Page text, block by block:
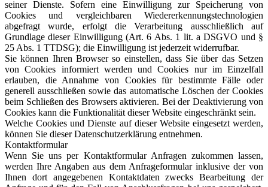
seiner Dienste. Sofern eine Einwilligung zur Speicherung von
Cookies und vergleichbaren Wiedererkennungstechnologien
abgefragt wurde, erfolgt die Verarbeitung ausschließlich auf
Grundlage dieser Einwilligung (Art. 6 Abs. 1 lit. a DSGVO und §
25 Abs. 1 TTDSG); die Einwilligung ist jederzeit widerrufbar.
Sie können Ihren Browser so einstellen, dass Sie über das Setzen
von Cookies informiert werden und Cookies nur im Einzelfall
erlauben, die Annahme von Cookies für bestimmte Fälle oder
generell ausschließen sowie das automatische Löschen der Cookies
beim Schließen des Browsers aktivieren. Bei der Deaktivierung von
Cookies kann die Funktionalität dieser Website eingeschränkt sein.
Welche Cookies und Dienste auf dieser Website eingesetzt werden,
können Sie dieser Datenschutzerklärung entnehmen.
Kontaktformular
Wenn Sie uns per Kontaktformular Anfragen zukommen lassen,
werden Ihre Angaben aus dem Anfrageformular inklusive der von
Ihnen dort angegebenen Kontaktdaten zwecks Bearbeitung der